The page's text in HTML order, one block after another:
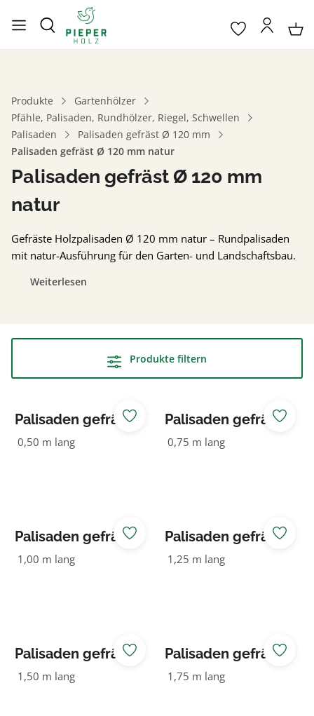
Produkte
Gartenhölzer
Pfähle, Palisaden, Rundhölzer, Riegel, Schwellen
Palisaden
Palisaden gefräst Ø 120 mm
Palisaden gefräst Ø 120 mm natur
Palisaden gefräst Ø 120 mm
natur
Gefräste Holzpalisaden Ø 120 mm natur – Rundpalisaden
mit natur-Ausführung für den Garten- und Landschaftsbau.
Weiterlesen
Produkte filtern
Palisaden gefräst
120 NADELHOLZ
0,50 m lang
Palisaden gefräst
120 NADELHOLZ
0,75 m lang
Palisaden gefräst
120 NADELHOLZ
1,00 m lang
Palisaden gefräst
120 NADELHOLZ
1,25 m lang
Palisaden gefräst
120 NADELHOLZ
1,50 m lang
Palisaden gefräst
120 NADELHOLZ
1,75 m lang